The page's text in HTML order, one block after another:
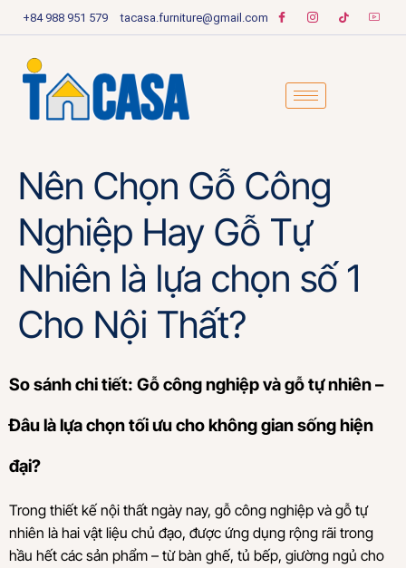
+84 988 951 579 tacasa.furniture@gmail.com
Nên Chọn Gỗ Công
Nghiệp Hay Gỗ Tự
Nhiên là lựa chọn số 1
Cho Nội Thất?
So sánh chi tiết: Gỗ công nghiệp và gỗ tự nhiên –
Đâu là lựa chọn tối ưu cho không gian sống hiện
đại?
Trong thiết kế nội thất ngày nay, gỗ công nghiệp và gỗ tự
nhiên là hai vật liệu chủ đạo, được ứng dụng rộng rãi trong
hầu hết các sản phẩm – từ bàn ghế, tủ bếp, giường ngủ cho